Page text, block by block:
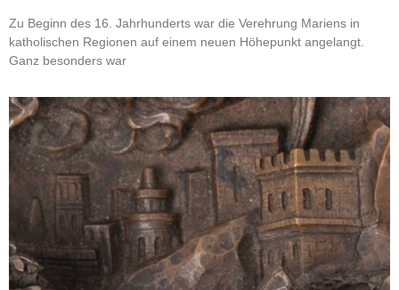
Zu Beginn des 16. Jahrhunderts war die Verehrung Mariens in
katholischen Regionen auf einem neuen Höhepunkt angelangt.
Ganz besonders war